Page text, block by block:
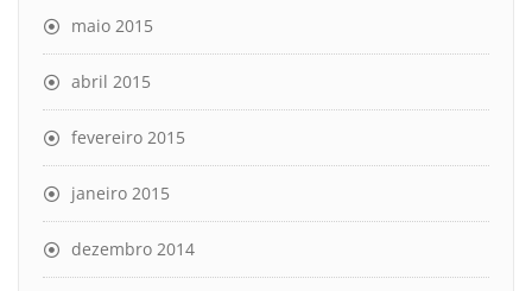
maio 2015
abril 2015
fevereiro 2015
janeiro 2015
dezembro 2014